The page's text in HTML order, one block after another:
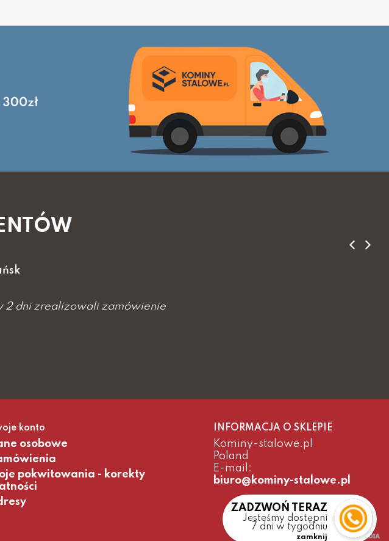
2 dni zrealizowali zamówienie
konto
osobowe
pokwitowania - korekty
INFORMACJA O SKLEPIE
Kominy-stalowe.pl
Poland
E-mail:
biuro@kominy-stalowe.pl
ZADZWOŃ TERAZ
Jesteśmy dostępni
7 dni w tygodniu
zamknij